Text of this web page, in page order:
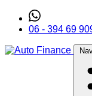
06 - 394 69